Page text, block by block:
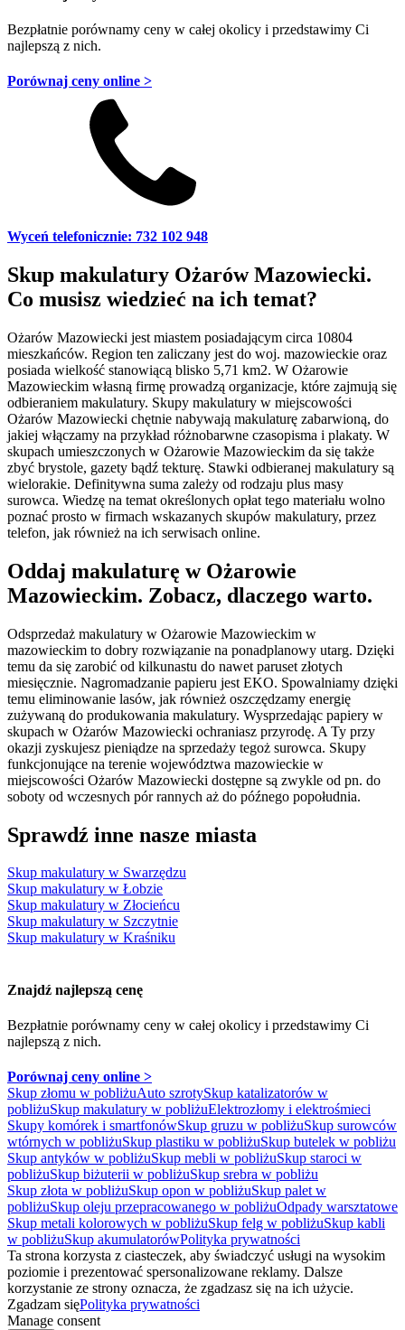
Bezpłatnie porównamy ceny w całej okolicy i przedstawimy Ci
najlepszą z nich.
Porównaj ceny online >
Wyceń telefonicznie: 732 102 948
Skup makulatury Ożarów Mazowiecki.
Co musisz wiedzieć na ich temat?
Ożarów Mazowiecki jest miastem posiadającym circa 10804
mieszkańców. Region ten zaliczany jest do woj. mazowieckie oraz
posiada wielkość stanowiącą blisko 5,71 km2. W Ożarowie
Mazowieckim własną firmę prowadzą organizacje, które zajmują się
odbieraniem makulatury. Skupy makulatury w miejscowości
Ożarów Mazowiecki chętnie nabywają makulaturę zabarwioną, do
jakiej włączamy na przykład różnobarwne czasopisma i plakaty. W
skupach umieszczonych w Ożarowie Mazowieckim da się także
zbyć brystole, gazety bądź tekturę. Stawki odbieranej makulatury są
wielorakie. Definitywna suma zależy od rodzaju plus masy
surowca. Wiedzę na temat określonych opłat tego materiału wolno
poznać prosto w firmach wskazanych skupów makulatury, przez
telefon, jak również na ich serwisach online.
Oddaj makulaturę w Ożarowie
Mazowieckim. Zobacz, dlaczego warto.
Odsprzedaż makulatury w Ożarowie Mazowieckim w
mazowieckim to dobry rozwiązanie na ponadplanowy utarg. Dzięki
temu da się zarobić od kilkunastu do nawet paruset złotych
miesięcznie. Nagromadzanie papieru jest EKO. Spowalniamy dzięki
temu eliminowanie lasów, jak również oszczędzamy energię
zużywaną do produkowania makulatury. Wysprzedając papiery w
skupach w Ożarów Mazowiecki ochraniasz przyrodę. A Ty przy
okazji zyskujesz pieniądze na sprzedaży tegoż surowca. Skupy
funkcjonujące na terenie województwa mazowieckie w
miejscowości Ożarów Mazowiecki dostępne są zwykle od pn. do
soboty od wczesnych pór rannych aż do późnego popołudnia.
Sprawdź inne nasze miasta
Skup makulatury w Swarzędzu
Skup makulatury w Łobzie
Skup makulatury w Złocieńcu
Skup makulatury w Szczytnie
Skup makulatury w Kraśniku
Znajdź najlepszą cenę
Bezpłatnie porównamy ceny w całej okolicy i przedstawimy Ci
najlepszą z nich.
Porównaj ceny online >
Skup złomu w pobliżuAuto szrotySkup katalizatorów w
pobliżuSkup makulatury w pobliżuElektrozłomy i elektrośmieci
Skupy komórek i smartfonówSkup gruzu w pobliżuSkup surowców
wtórnych w pobliżuSkup plastiku w pobliżuSkup butelek w pobliżu
Skup antyków w pobliżuSkup mebli w pobliżuSkup staroci w
pobliżuSkup biżuterii w pobliżuSkup srebra w pobliżu
Skup złota w pobliżuSkup opon w pobliżuSkup palet w
pobliżuSkup oleju przepracowanego w pobliżuOdpady warsztatowe
Skup metali kolorowych w pobliżuSkup felg w pobliżuSkup kabli
w pobliżuSkup akumulatorówPolityka prywatności
Ta strona korzysta z ciasteczek, aby świadczyć usługi na wysokim
poziomie i prezentować spersonalizowane reklamy. Dalsze
korzystanie ze strony oznacza, że zgadzasz się na ich użycie.
Zgadzam sięPolityka prywatności
Manage consent